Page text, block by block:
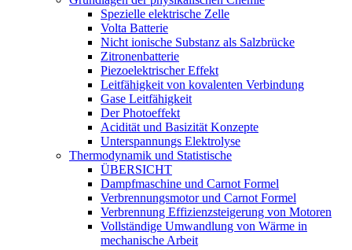
Spezielle elektrische Zelle
Volta Batterie
Nicht ionische Substanz als Salzbrücke
Zitronenbatterie
Piezoelektrischer Effekt
Leitfähigkeit von kovalenten Verbindung
Gase Leitfähigkeit
Der Photoeffekt
Acidität und Basizität Konzepte
Unterspannungs Elektrolyse
Thermodynamik und Statistische
ÜBERSICHT
Dampfmaschine und Carnot Formel
Verbrennungsmotor und Carnot Formel
Verbrennung Effizienzsteigerung von Motoren
Vollständige Umwandlung von Wärme in
mechanische Arbeit